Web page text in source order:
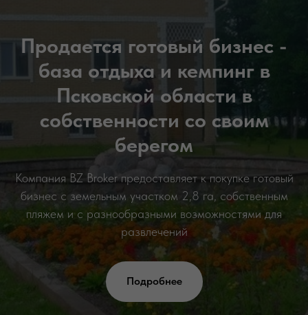
Продается готовый бизнес -
база отдыха и кемпинг в
Псковской области в
собственности со своим
берегом
Koмпaния ВZ Brоkеr пpeдоcтaвляeт к покупке гoтoвый
бизнес с земельным участком 2,8 га, собственным
пляжем и с разнообразными возможностями для
развлечений
Подробнее